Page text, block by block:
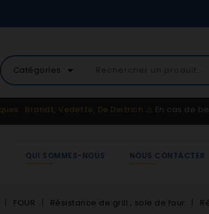
Catégories arrow_drop_down
: Brandt, Vedette, De Dietrich ⚠️ En cas de
QUI SOMMES-NOUS NOUS CONTACTER
FOUR Résistance de grill , sole de four